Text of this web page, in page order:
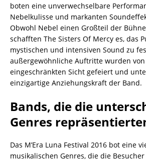
boten eine unverwechselbare
Nebelkulisse und markanten
Obwohl Nebel einen Großteil der
schafften The Sisters Of Mercy es, das
mystischen und intensiven Sound zu
außergewöhnliche Auftritte wurden
eingeschränkten Sicht gefeiert und
einzigartige Anziehungskraft der Band.
Bands, die die
Genres
Das M’Era Luna Festival 2016 bot eine
musikalischen Genres, die die